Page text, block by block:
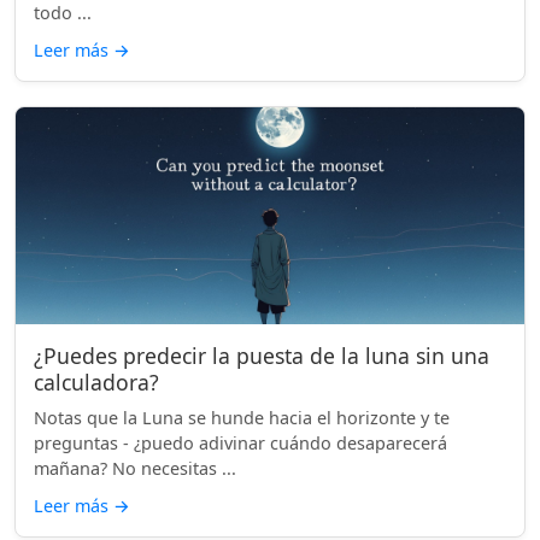
todo ...
Leer más →
¿Puedes predecir la puesta de la luna sin una
calculadora?
Notas que la Luna se hunde hacia el horizonte y te
preguntas - ¿puedo adivinar cuándo desaparecerá
mañana? No necesitas ...
Leer más →